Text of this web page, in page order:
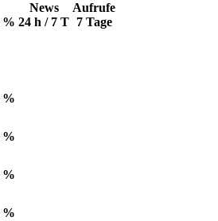
%
News
24 h / 7 T
Aufrufe
7 Tage
%
%
%
%